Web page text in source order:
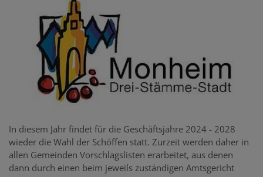
In diesem Jahr findet für die Geschäftsjahre 2024 - 2028
wieder die Wahl der Schöffen statt. Zurzeit werden daher in
allen Gemeinden Vorschlagslisten erarbeitet, aus denen
dann durch einen beim jeweils zuständigen Amtsgericht